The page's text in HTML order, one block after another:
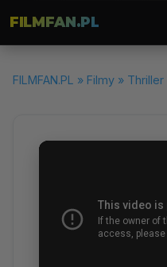
FILMFAN.PL
FILMFAN.PL » Filmy » Thriller